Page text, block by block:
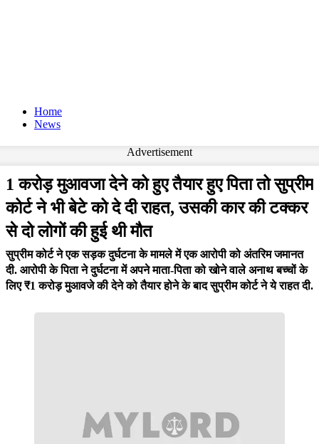
Home
News
Advertisement
1 करोड़ मुआवजा देने को हुए तैयार हुए पिता तो सुप्रीम
कोर्ट ने भी बेटे को दे दी राहत, उसकी कार की टक्कर
से दो लोगों की हुई थी मौत
सुप्रीम कोर्ट ने एक सड़क दुर्घटना के मामले में एक आरोपी को अंतरिम जमानत
दी. आरोपी के पिता ने दुर्घटना में अपने माता-पिता को खोने वाले अनाथ बच्चों के
लिए ₹1 करोड़ मुआवजे की देने को तैयार होने के बाद सुप्रीम कोर्ट ने ये राहत दी.